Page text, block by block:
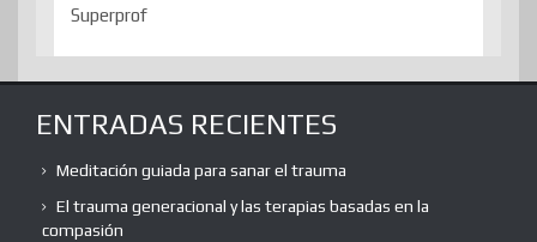
Superprof
ENTRADAS RECIENTES
Meditación guiada para sanar el trauma
El trauma generacional y las terapias basadas en la
compasión